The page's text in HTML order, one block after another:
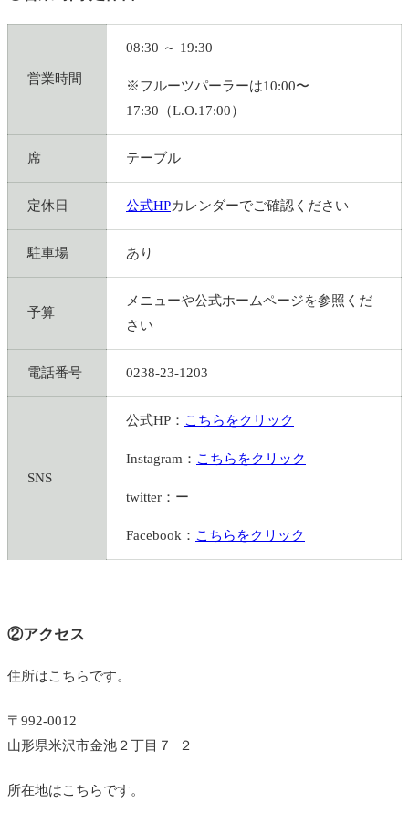
営業時間
08:30 ～ 19:30
※フルーツパーラーは10:00〜
17:30（L.O.17:00）
席 テーブル
定休日 公式HPカレンダーでご確認ください
駐車場 あり
予算
メニューや公式ホームページを参照くだ
さい
電話番号 0238-23-1203
SNS
公式HP： こちらをクリック
Instagram： こちらをクリック
twitter：ー
Facebook： こちらをクリック
②アクセス
住所はこちらです。
〒992-0012
山形県米沢市金池２丁目７−２
所在地はこちらです。